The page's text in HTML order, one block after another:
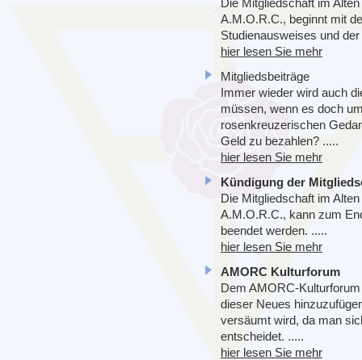
Die Mitgliedschaft im
A.M.O.R.C., beginnt mit
Studienausweises und
hier lesen Sie mehr
Mitgliedsbeiträge
Immer wieder wird auch
müssen, wenn es doch
rosenkreuzerischen
Geld zu bezahlen? .....
hier lesen Sie mehr
Kündigung der
Die Mitgliedschaft im
A.M.O.R.C., kann zum
beendet werden. .....
hier lesen Sie mehr
AMORC Kulturforum
Dem AMORC-
dieser Neues
versäumt wird, da man
entscheidet. .....
hier lesen Sie mehr